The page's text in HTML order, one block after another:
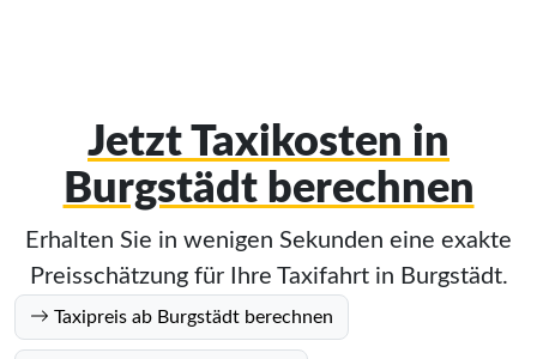
Jetzt Taxikosten in
Burgstädt berechnen
Erhalten Sie in wenigen Sekunden eine exakte
Preisschätzung für Ihre Taxifahrt in Burgstädt.
Taxipreis ab Burgstädt berechnen